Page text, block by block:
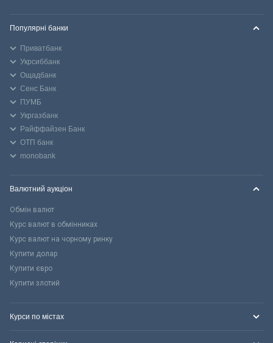
Популярні банки
Приватбанк
Укрсиббанк
Ощадбанк
Сенс Банк
ПУМБ
Укргазбанк
Райффайзен Банк
ОТП банк
monobank
Валютний аукціон
Обмін валют
Курс валют в обмінниках
Курс валют на чорному ринку
Купити долар
Купити євро
Купити злотий
Курси по містах